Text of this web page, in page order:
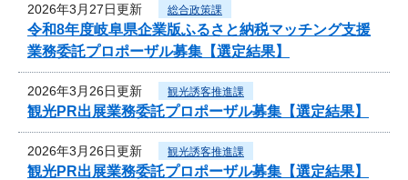
2026年3月27日更新 総合政策課
令和8年度岐阜県企業版ふるさと納税マッチング支援
業務委託プロポーザル募集【選定結果】
2026年3月26日更新 観光誘客推進課
観光PR出展業務委託プロポーザル募集【選定結果】
2026年3月26日更新 観光誘客推進課
観光PR出展業務委託プロポーザル募集【選定結果】